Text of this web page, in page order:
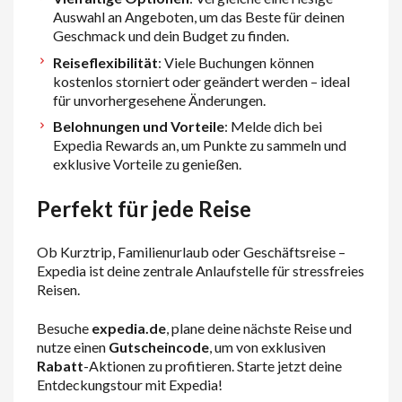
Auswahl an Angeboten, um das Beste für deinen
Geschmack und dein Budget zu finden.
Reiseflexibilität: Viele Buchungen können
kostenlos storniert oder geändert werden – ideal
für unvorhergesehene Änderungen.
Belohnungen und Vorteile: Melde dich bei
Expedia Rewards an, um Punkte zu sammeln und
exklusive Vorteile zu genießen.
Perfekt für jede Reise
Ob Kurztrip, Familienurlaub oder Geschäftsreise –
Expedia ist deine zentrale Anlaufstelle für stressfreies
Reisen.
Besuche expedia.de, plane deine nächste Reise und
nutze einen Gutscheincode, um von exklusiven
Rabatt-Aktionen zu profitieren. Starte jetzt deine
Entdeckungstour mit Expedia!